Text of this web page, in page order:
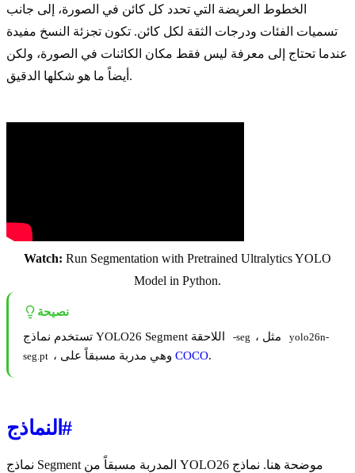
الخطوط العريضة التي تحدد كل كائن في الصورة، إلى جانب
تسميات الفئات ودرجات الثقة لكل كائن. تكون تجزئة النسخ مفيدة
عندما تحتاج إلى معرفة ليس فقط مكان الكائنات في الصورة، ولكن
أيضاً ما هو شكلها الدقيق.
Watch: Run Segmentation with Pretrained Ultralytics YOLO
Model in Python.
نصيحة
-seg
yolo26n-
seg.pt
COCO.
النماذج#
نماذج Segment المدربة مسبقاً من YOLO26 موضحة هنا. نماذج